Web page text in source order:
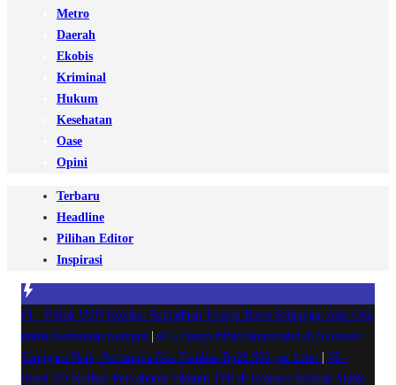
Metro
Daerah
Ekobis
Kriminal
Hukum
Kesehatan
Oase
Opini
Terbaru
Headline
Pilihan Editor
Inspirasi
#1 - Pilrek USN Kolaka: Ramadhan Tosepu Bawa Semangat Asta Cita
untuk Kemajuan Kampus
#2 - Harga BBM Nonsubsidi di Sulawesi
Tenggara Naik, Pertamina Dex Tembus Rp28.500 per Liter
#3 -
Siswi SD Korban Pencabulan Oknum TNI di Konawe Selatan Alami